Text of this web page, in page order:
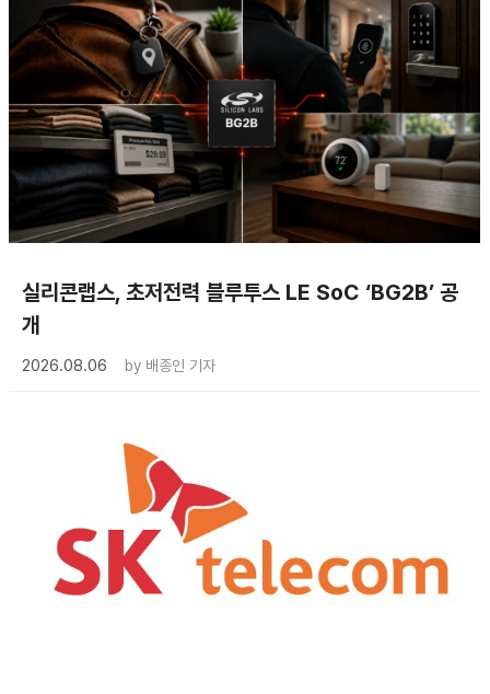
실리콘랩스, 초저전력 블루투스 LE SoC ‘BG2B’ 공
개
2026.08.06 by 배종인 기자